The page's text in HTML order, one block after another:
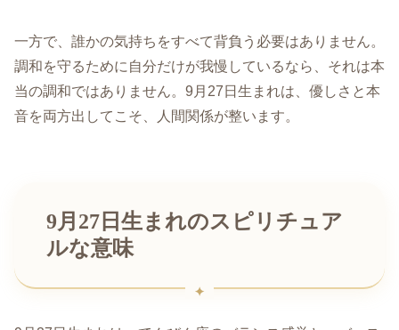
一方で、誰かの気持ちをすべて背負う必要はありません。
調和を守るために自分だけが我慢しているなら、それは本
当の調和ではありません。9月27日生まれは、優しさと本
音を両方出してこそ、人間関係が整います。
9月27日生まれのスピリチュア
ルな意味